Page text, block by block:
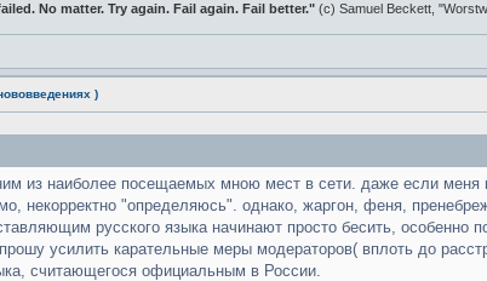
No matter. Try again. Fail again. Fail better." (c) Samuel Beckett,
)
из наиболее посещаемых мною мест в сети. даже если меня
некорректно "определяюсь". однако, жаргон, феня,
русского языка начинают просто бесить, особенно
усилить карательные меры модераторов( вплоть до
считающегося официальным в России.